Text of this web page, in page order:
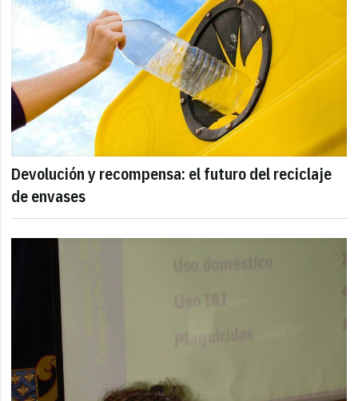
Devolución y recompensa: el futuro del reciclaje
de envases